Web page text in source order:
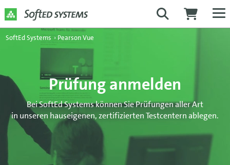
SoftEd Systems › Pearson Vue
Prüfung anmelden
Bei SoftEd Systems können Sie Prüfungen aller Art
in unseren hauseigenen, zertifizierten Testcentern ablegen.